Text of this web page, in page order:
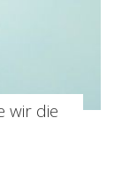
wir die